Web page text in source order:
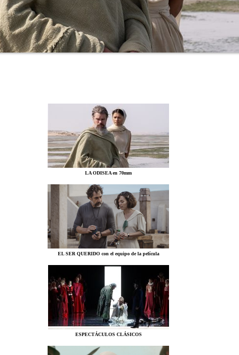
LA ODISEA en 70mm
EL SER QUERIDO con el equipo de la película
ESPECTÁCULOS CLÁSICOS